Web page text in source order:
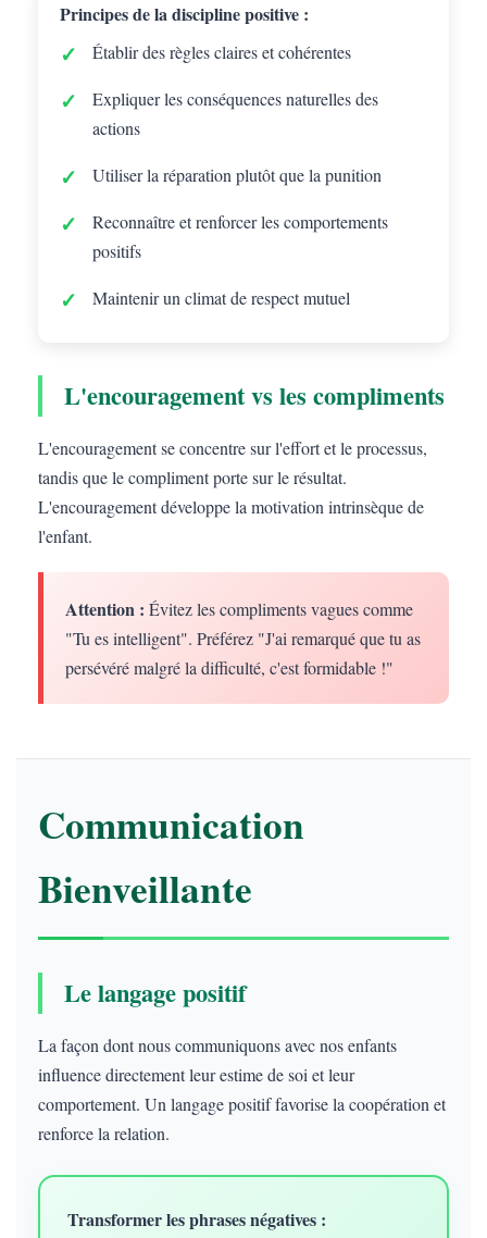
Principes de la discipline positive :
Établir des règles claires et cohérentes
Expliquer les conséquences naturelles des
actions
Utiliser la réparation plutôt que la punition
Reconnaître et renforcer les comportements
positifs
Maintenir un climat de respect mutuel
L'encouragement vs les compliments
L'encouragement se concentre sur l'effort et le processus,
tandis que le compliment porte sur le résultat.
L'encouragement développe la motivation intrinsèque de
l'enfant.
Attention : Évitez les compliments vagues comme
"Tu es intelligent". Préférez "J'ai remarqué que tu as
persévéré malgré la difficulté, c'est formidable !"
Communication
Bienveillante
Le langage positif
La façon dont nous communiquons avec nos enfants
influence directement leur estime de soi et leur
comportement. Un langage positif favorise la coopération et
renforce la relation.
Transformer les phrases négatives :